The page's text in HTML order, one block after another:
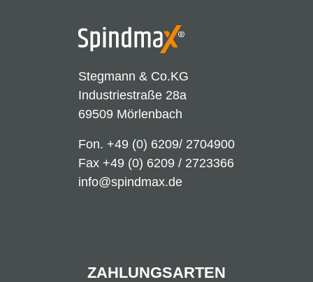
Stegmann & Co.KG
Industriestraße 28a
69509 Mörlenbach
Fon. +49 (0) 6209/ 2704900
Fax +49 (0) 6209 / 2723366
info@spindmax.de
ZAHLUNGSARTEN